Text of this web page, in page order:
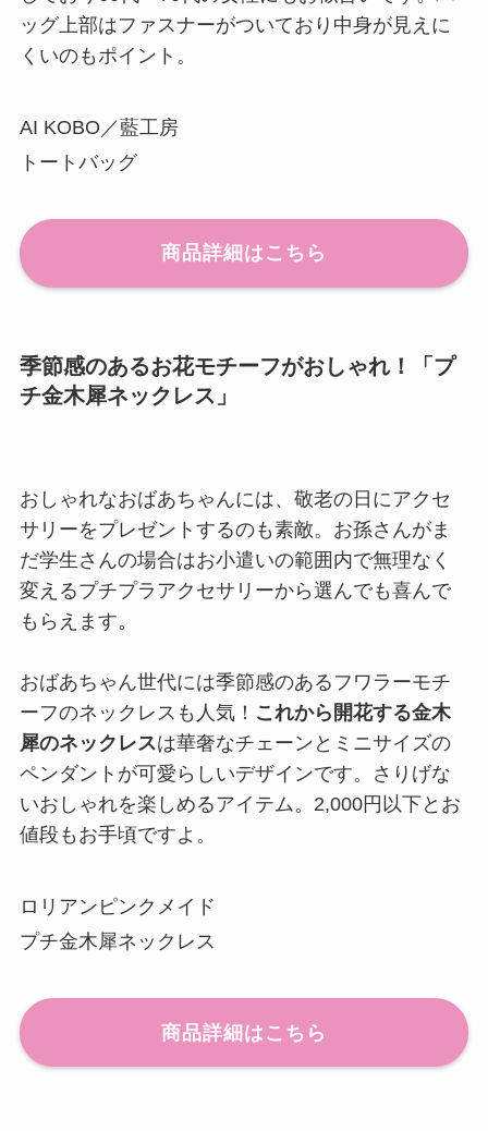
ッグ上部はファスナーがついており中身が見えに
くいのもポイント。
AI KOBO／藍工房
トートバッグ
商品詳細はこちら
季節感のあるお花モチーフがおしゃれ！「プ
チ金木犀ネックレス」
おしゃれなおばあちゃんには、敬老の日にアクセ
サリーをプレゼントするのも素敵。お孫さんがま
だ学生さんの場合はお小遣いの範囲内で無理なく
変えるプチプラアクセサリーから選んでも喜んで
もらえます。
おばあちゃん世代には季節感のあるフワラーモチ
ーフのネックレスも人気！ これから開花する金木
犀のネックレスは華奢なチェーンとミニサイズの
ペンダントが可愛らしいデザインです。さりげな
いおしゃれを楽しめるアイテム。2,000円以下とお
値段もお手頃ですよ。
ロリアンピンクメイド
プチ金木犀ネックレス
商品詳細はこちら